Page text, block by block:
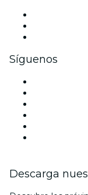
Síguenos
Descarga